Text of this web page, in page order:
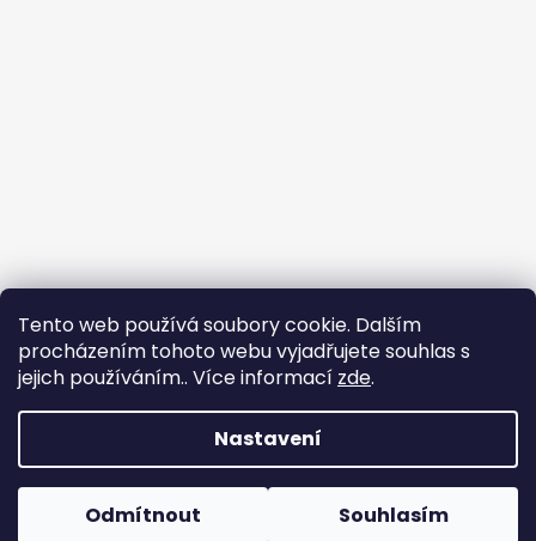
Tento web používá soubory cookie. Dalším
procházením tohoto webu vyjadřujete souhlas s
jejich používáním.. Více informací zde.
Nastavení
Odmítnout Souhlasím
Flin Sport
Copyright 2026Flin Sport. Všechna práva vyhrazena.
Upravit nastavení cookies